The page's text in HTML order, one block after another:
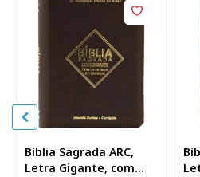
Bíblia Sagrada ARC,
Letra Gigante, com